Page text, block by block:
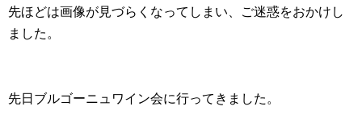
先ほどは画像が見づらくなってしまい、ご迷惑をおかけし
ました。
先日ブルゴーニュワイン会に行ってきました。